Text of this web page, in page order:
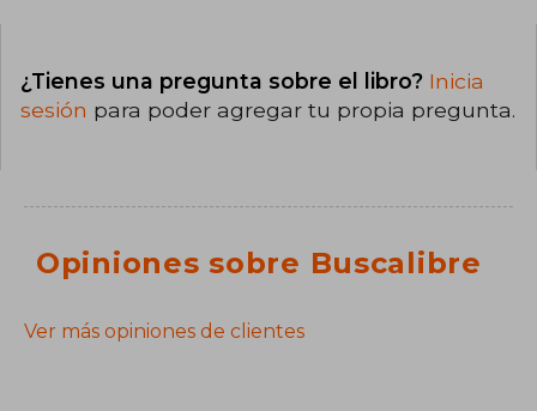
¿Tienes una pregunta sobre el libro? Inicia
sesión para poder agregar tu propia pregunta.
Opiniones sobre Buscalibre
Ver más opiniones de clientes